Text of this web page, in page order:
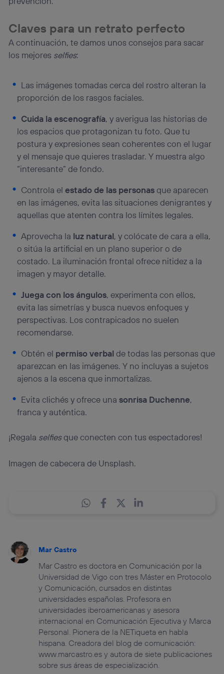
Claves para un retrato perfecto
A continuación, te damos unos consejos para sacar
los mejores selfies:
Las imágenes tomadas cerca del rostro alteran la
proporción de los rasgos faciales.
Cuida la escenografía, y averigua las historias de
los espacios que protagonizan tu foto. Que tu
postura y expresiones sean coherentes con el lugar
y el mensaje que quieres trasladar. Y muestra algo
“interesante” de fondo.
Controla elestado de las personasque aparecen
en las imágenes, evita las situaciones denigrantes y
aquellas que atenten contra los límites legales.
Aprovecha la luz natural, y colócate de cara a ella,
o sitúa la artificial en un plano superior o de
costado. La iluminación frontal ofrece nitidez a la
imagen y mayor detalle.
Juega con los ángulos, experimenta con ellos,
evita las simetrías y busca nuevos enfoques y
perspectivas. Los contrapicados no suelen
recomendarse.
Obtén el permiso verbalde todas las personas que
aparezcan en las imágenes. Y no incluyas a sujetos
ajenos a la escena que inmortalizas.
Evita clichés y ofrece unasonrisa Duchenne,
franca y auténtica.
¡Regala selfiesque conecten con tus espectadores!
Imagen de cabecera de Unsplash.
Mar Castro
Mar Castro es doctora en Comunicación por la
Universidad de Vigo con tres Máster en Protocolo
y Comunicación, cursados en distintas
universidades españolas. Profesora en
universidades iberoamericanas y asesora
internacional en Comunicación Ejecutiva y Marca
Personal. Pionera de la NETiqueta en habla
hispana. Creadora del blog de comunicación:
www.marcastro.es y autora de siete publicaciones
sobre sus áreas de especialización.